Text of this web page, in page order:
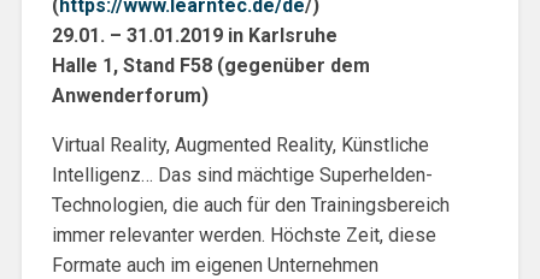
(https://www.learntec.de/de/)
29.01. – 31.01.2019 in Karlsruhe
Halle 1, Stand F58 (gegenüber dem
Anwenderforum)
Virtual Reality, Augmented Reality, Künstliche
Intelligenz… Das sind mächtige Superhelden-
Technologien, die auch für den Trainingsbereich
immer relevanter werden. Höchste Zeit, diese
Formate auch im eigenen Unternehmen